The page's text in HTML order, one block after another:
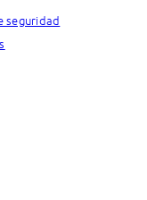
seguridad